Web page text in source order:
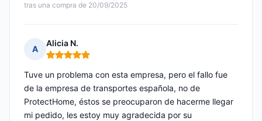
tras una compra de 20/09/2025
A
Alicia N.
Nota: 5 de 5
Tuve un problema con esta empresa, pero el fallo fue
de la empresa de transportes española, no de
ProtectHome, éstos se preocuparon de hacerme llegar
mi pedido, les estoy muy agradecida por su